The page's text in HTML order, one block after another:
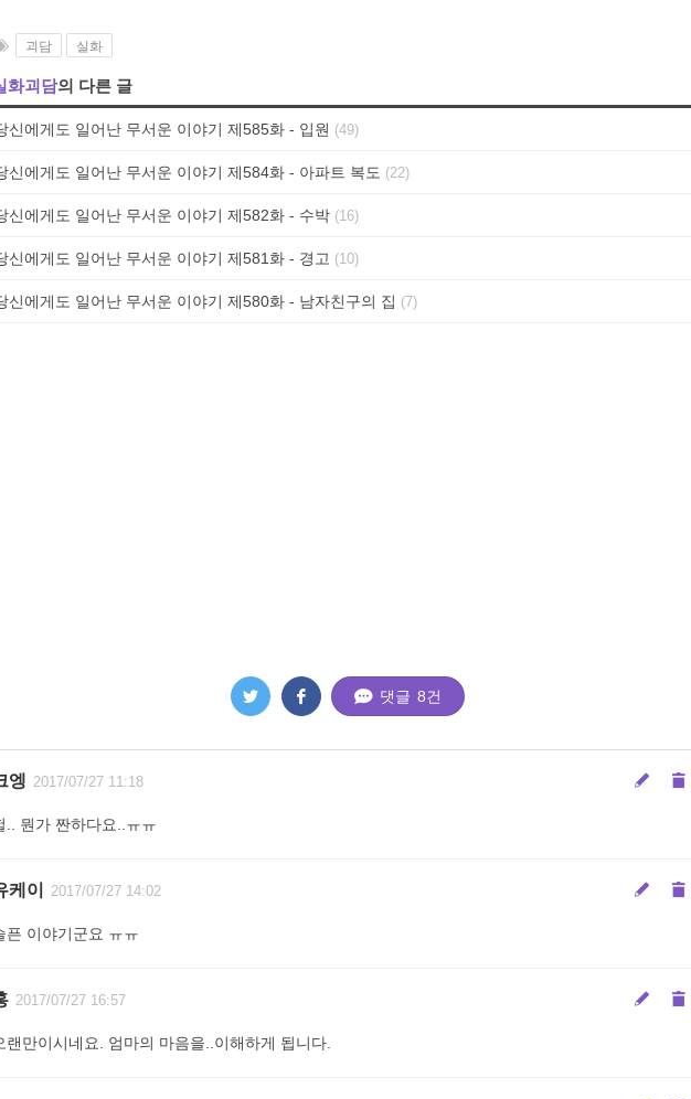
괴담 실화
화괴담의 다른 글
신에게도 일어난 무서운 이야기 제585화 - 입원 (49)
신에게도 일어난 무서운 이야기 제584화 - 아파트 복도 (22)
신에게도 일어난 무서운 이야기 제582화 - 수박 (16)
신에게도 일어난 무서운 이야기 제581화 - 경고 (10)
신에게도 일어난 무서운 이야기 제580화 - 남자친구의 집 (7)
댓글 8건
엥 2017/07/27 11:18
.. 뭔가 짠하다요..ㅠㅠ
케이 2017/07/27 14:02
픈 이야기군요 ㅠㅠ
2017/07/27 16:57
랜만이시네요. 엄마의 마음을..이해하게 됩니다.